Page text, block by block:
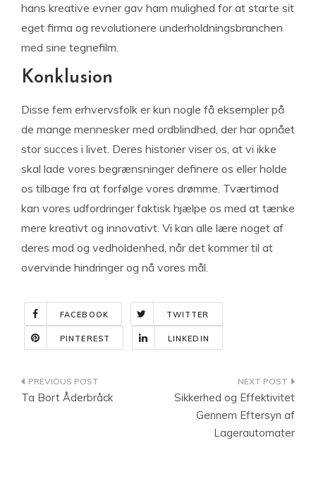
hans kreative evner gav ham mulighed for at starte sit
eget firma og revolutionere underholdningsbranchen
med sine tegnefilm.
Konklusion
Disse fem erhvervsfolk er kun nogle få eksempler på
de mange mennesker med ordblindhed, der har opnået
stor succes i livet. Deres historier viser os, at vi ikke
skal lade vores begrænsninger definere os eller holde
os tilbage fra at forfølge vores drømme. Tværtimod
kan vores udfordringer faktisk hjælpe os med at tænke
mere kreativt og innovativt. Vi kan alle lære noget af
deres mod og vedholdenhed, når det kommer til at
overvinde hindringer og nå vores mål.
FACEBOOK TWITTER
PINTEREST LINKEDIN
Indlægsnavigation
Ta Bort Åderbråck
Sikkerhed og Effektivitet
Gennem Eftersyn af
Lagerautomater